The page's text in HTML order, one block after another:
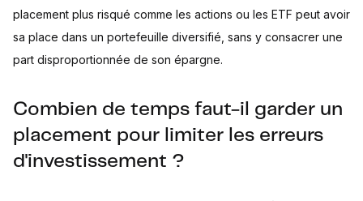
placement plus risqué comme les actions ou les ETF peut avoir
sa place dans un portefeuille diversifié, sans y consacrer une
part disproportionnée de son épargne.
Combien de temps faut-il garder un
placement pour limiter les erreurs
d'investissement ?